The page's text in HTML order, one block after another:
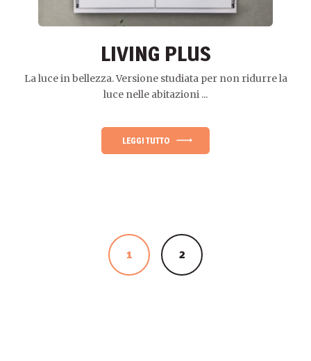
LIVING PLUS
La luce in bellezza. Versione studiata per non ridurre la
luce nelle abitazioni ...
LEGGI TUTTO
1 2